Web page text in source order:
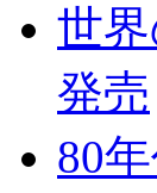
世
発売
80